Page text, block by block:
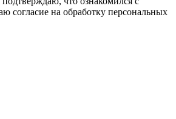
согласие на обработку персональных